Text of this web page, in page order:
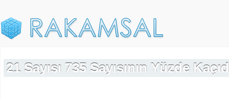
21 Sayısı 735 Sayısının Yüzde